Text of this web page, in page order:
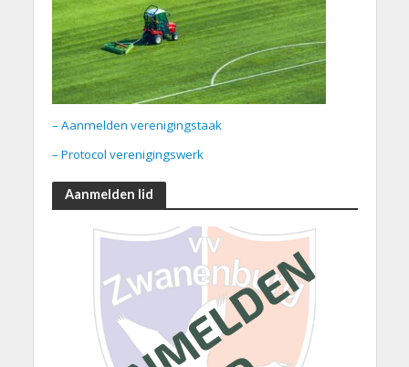
– Aanmelden verenigingstaak
– Protocol verenigingswerk
Aanmelden lid